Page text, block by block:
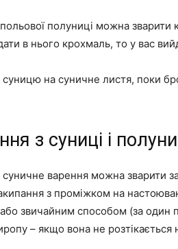
полуниці можна зварити
в нього крохмаль, то у вас
на суничне листя, поки
з суниці і
варення можна зварити
з проміжком на
звичайним способом (за один
– якщо вона не